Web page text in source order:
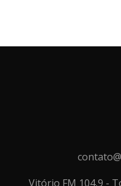
Vitório FM 104,9 -